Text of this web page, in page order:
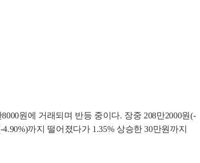
원에 거래되며 반등 중이다. 장중 208만2000원(-
까지 떨어졌다가 1.35% 상승한 30만원까지